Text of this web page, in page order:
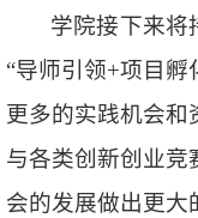
学院接下来将
“导师引领+项目
更多的实践机会和
与各类创新创业竞
会的发展做出更大